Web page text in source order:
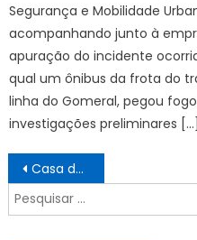
Segurança e Mobilidade
acompanhando junto à
apuração do incidente
qual um ônibus da frota do
linha do Gomeral, pegou
investigações preliminares […]
Navegação
de
Post
Casa do Trabalhador oferece 349 vagas de emprego nesta sexta-feira (3) – Agência de Notícias
Pesquisar
por: